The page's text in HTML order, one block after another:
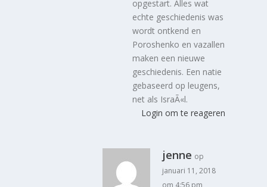
opgestart. Alles wat
echte geschiedenis was
wordt ontkend en
Poroshenko en vazallen
maken een nieuwe
geschiedenis. Een natie
gebaseerd op leugens,
net als IsraÃ«l.
Login om te reageren
jenne op
januari 11, 2018